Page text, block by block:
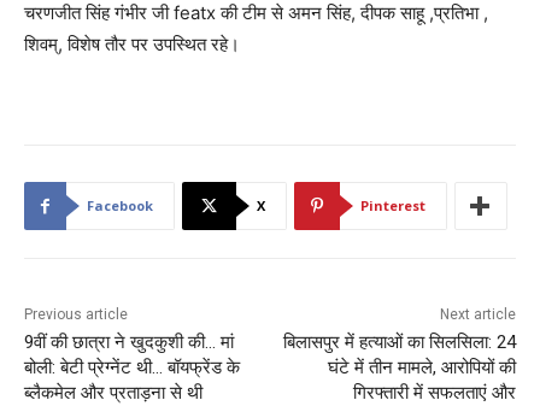
चरणजीत सिंह गंभीर जी featx की टीम से अमन सिंह, दीपक साहू ,प्रतिभा ,
शिवम्, विशेष तौर पर उपस्थित रहे।
Facebook X Pinterest
Previous article
9वीं की छात्रा ने खुदकुशी की… मां
बोली: बेटी प्रेग्नेंट थी… बॉयफ्रेंड के
ब्लैकमेल और प्रताड़ना से थी
Next article
बिलासपुर में हत्याओं का सिलसिला: 24
घंटे में तीन मामले, आरोपियों की
गिरफ्तारी में सफलताएं और